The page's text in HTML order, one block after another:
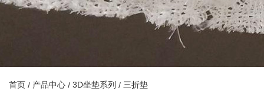
首页 / 产品中心 / 3D坐垫系列 / 三折垫